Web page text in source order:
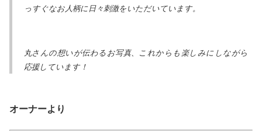
っすぐなお人柄に日々刺激をいただいています。
丸さんの想いが伝わるお写真、これからも楽しみにしながら
応援しています！
オーナーより